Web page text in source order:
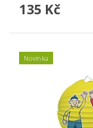
135 Kč
Novinka